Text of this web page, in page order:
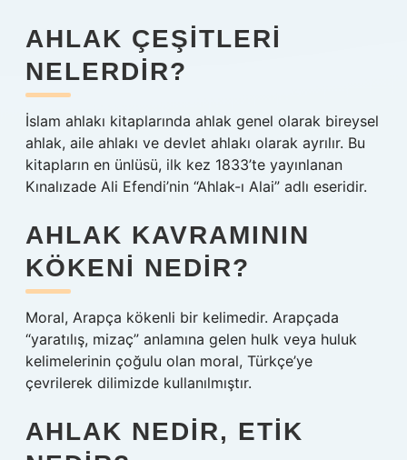
AHLAK ÇEŞITLERI
NELERDIR?
İslam ahlakı kitaplarında ahlak genel olarak bireysel
ahlak, aile ahlakı ve devlet ahlakı olarak ayrılır. Bu
kitapların en ünlüsü, ilk kez 1833’te yayınlanan
Kınalızade Ali Efendi’nin “Ahlak-ı Alai” adlı eseridir.
AHLAK KAVRAMININ
KÖKENI NEDIR?
Moral, Arapça kökenli bir kelimedir. Arapçada
“yaratılış, mizaç” anlamına gelen hulk veya huluk
kelimelerinin çoğulu olan moral, Türkçe’ye
çevrilerek dilimizde kullanılmıştır.
AHLAK NEDIR, ETIK